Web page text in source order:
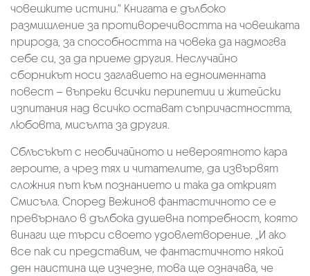
човешките истини.“ Книгата е дълбоко
размишление за противоречивостта на човешката
природа, за способността на човека да надмогва
себе си, за да приеме другия. Неслучайно
сборникът носи заглавието на едноименната
повест – въпреки всички перипетии и житейски
изпитания над всичко остават съпричастността,
любовта, мисълта за другия.
Сблъсъкът с необичайното и невероятното кара
героите, а чрез тях и читателите, да извървят
сложния път към познанието и така да открият
Смисъла. Според Вежинов фантастичното се е
превърнало в дълбока душевна потребност, която
винаги ще търси своето удовлетворение. „И ако
все пак си представим, че фантастичното някой
ден наистина ще изчезне, това ще означава, че